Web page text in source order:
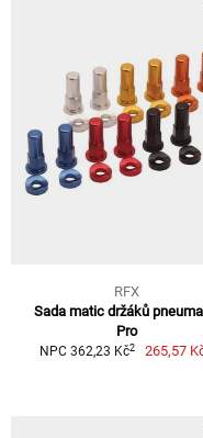
RFX
Sada matic držáků
Pro
NPC 362,23 Kč2 265,57